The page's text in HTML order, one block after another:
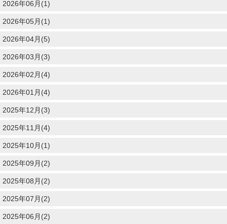
2026年06月(1)
2026年05月(1)
2026年04月(5)
2026年03月(3)
2026年02月(4)
2026年01月(4)
2025年12月(3)
2025年11月(4)
2025年10月(1)
2025年09月(2)
2025年08月(2)
2025年07月(2)
2025年06月(2)